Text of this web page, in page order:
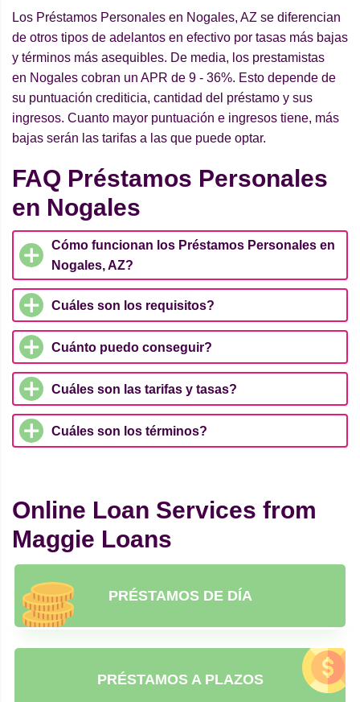
Los Préstamos Personales en Nogales, AZ se diferencian
de otros tipos de adelantos en efectivo por tasas más bajas
y términos más asequibles. De media, los prestamistas
en Nogales cobran un APR de 9 - 36%. Esto depende de
su puntuación crediticia, cantidad del préstamo y sus
ingresos. Cuanto mayor puntuación e ingresos tiene, más
bajas serán las tarifas a las que puede optar.
FAQ Préstamos Personales
en Nogales
Cómo funcionan los Préstamos Personales en
Nogales, AZ?
Cuáles son los requisitos?
Cuánto puedo conseguir?
Cuáles son las tarifas y tasas?
Cuáles son los términos?
Online Loan Services from
Maggie Loans
PRÉSTAMOS DE DÍA
PRÉSTAMOS A PLAZOS